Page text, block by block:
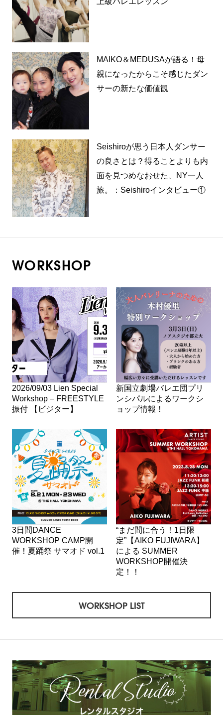
MAIKO＆MEDUSAが語る！母
親になったからこそ感じたダン
サーの新たな価値観
Seishiroが思う日本人ダンサー
の良さとは？得ることよりも内
面を見つめなおせた、NY一人
旅。：Seishiroインタビュー①
WORKSHOP
2026/09/03 Lien Special
Workshop – FREESTYLE
振付 【ビジター】
新国立劇場バレエ団プリ
ンシパルによるワークシ
ョップ情報！
3日間DANCE
WORKSHOP CAMP開
催！夏踊祭 サマオド vol.1
“まだ間に合う！1日限
定”【AIKO FUJIWARA】
による SUMMER
WORKSHOP開催決
定！！
WORKSHOP LIST